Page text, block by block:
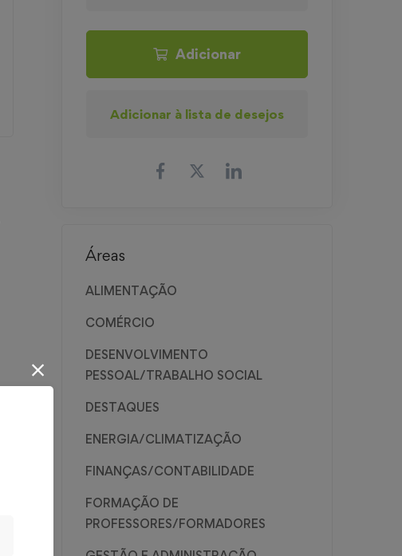
Adicionar
Adicionar à lista de desejos
Áreas
ALIMENTAÇÃO
COMÉRCIO
DESENVOLVIMENTO
PESSOAL/TRABALHO SOCIAL
DESTAQUES
ENERGIA/CLIMATIZAÇÃO
FINANÇAS/CONTABILIDADE
FORMAÇÃO DE
PROFESSORES/FORMADORES